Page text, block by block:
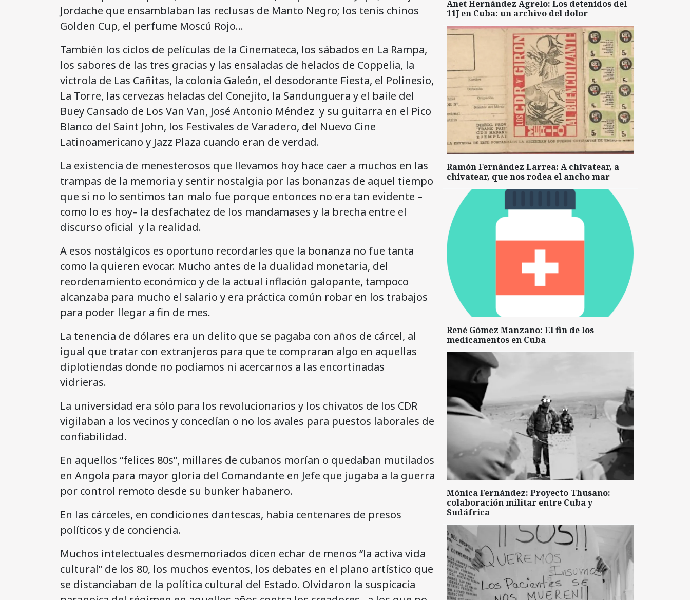
Jordache que ensamblaban las reclusas de Manto Negro; los tenis chinos
Golden Cup, el perfume Moscú Rojo…
También los ciclos de películas de la Cinemateca, los sábados en La Rampa,
los sabores de las tres gracias y las ensaladas de helados de Coppelia, la
victrola de Las Cañitas, la colonia Galeón, el desodorante Fiesta, el Polinesio,
La Torre, las cervezas heladas del Conejito, la Sandunguera y el baile del
Buey Cansado de Los Van Van, José Antonio Méndez y su guitarra en el Pico
Blanco del Saint John, los Festivales de Varadero, del Nuevo Cine
Latinoamericano y Jazz Plaza cuando eran de verdad.
La existencia de menesterosos que llevamos hoy hace caer a muchos en las
trampas de la memoria y sentir nostalgia por las bonanzas de aquel tiempo
que si no lo sentimos tan malo fue porque entonces no era tan evidente –
como lo es hoy– la desfachatez de los mandamases y la brecha entre el
discurso oficial y la realidad.
A esos nostálgicos es oportuno recordarles que la bonanza no fue tanta
como la quieren evocar. Mucho antes de la dualidad monetaria, del
reordenamiento económico y de la actual inflación galopante, tampoco
alcanzaba para mucho el salario y era práctica común robar en los trabajos
para poder llegar a fin de mes.
La tenencia de dólares era un delito que se pagaba con años de cárcel, al
igual que tratar con extranjeros para que te compraran algo en aquellas
diplotiendas donde no podíamos ni acercarnos a las encortinadas
vidrieras.
La universidad era sólo para los revolucionarios y los chivatos de los CDR
vigilaban a los vecinos y concedían o no los avales para puestos laborales de
confiabilidad.
En aquellos “felices 80s”, millares de cubanos morían o quedaban mutilados
en Angola para mayor gloria del Comandante en Jefe que jugaba a la guerra
por control remoto desde su bunker habanero.
En las cárceles, en condiciones dantescas, había centenares de presos
políticos y de conciencia.
Muchos intelectuales desmemoriados dicen echar de menos “la activa vida
cultural” de los 80, los muchos eventos, los debates en el plano artístico que
se distanciaban de la política cultural del Estado. Olvidaron la suspicacia
Anet Hernández Agrelo: Los detenidos del
11J en Cuba: un archivo del dolor
Ramón Fernández Larrea: A chivatear, a
chivatear, que nos rodea el ancho mar
René Gómez Manzano: El fin de los
medicamentos en Cuba
Mónica Fernández: Proyecto Thusano:
colaboración militar entre Cuba y
Sudáfrica